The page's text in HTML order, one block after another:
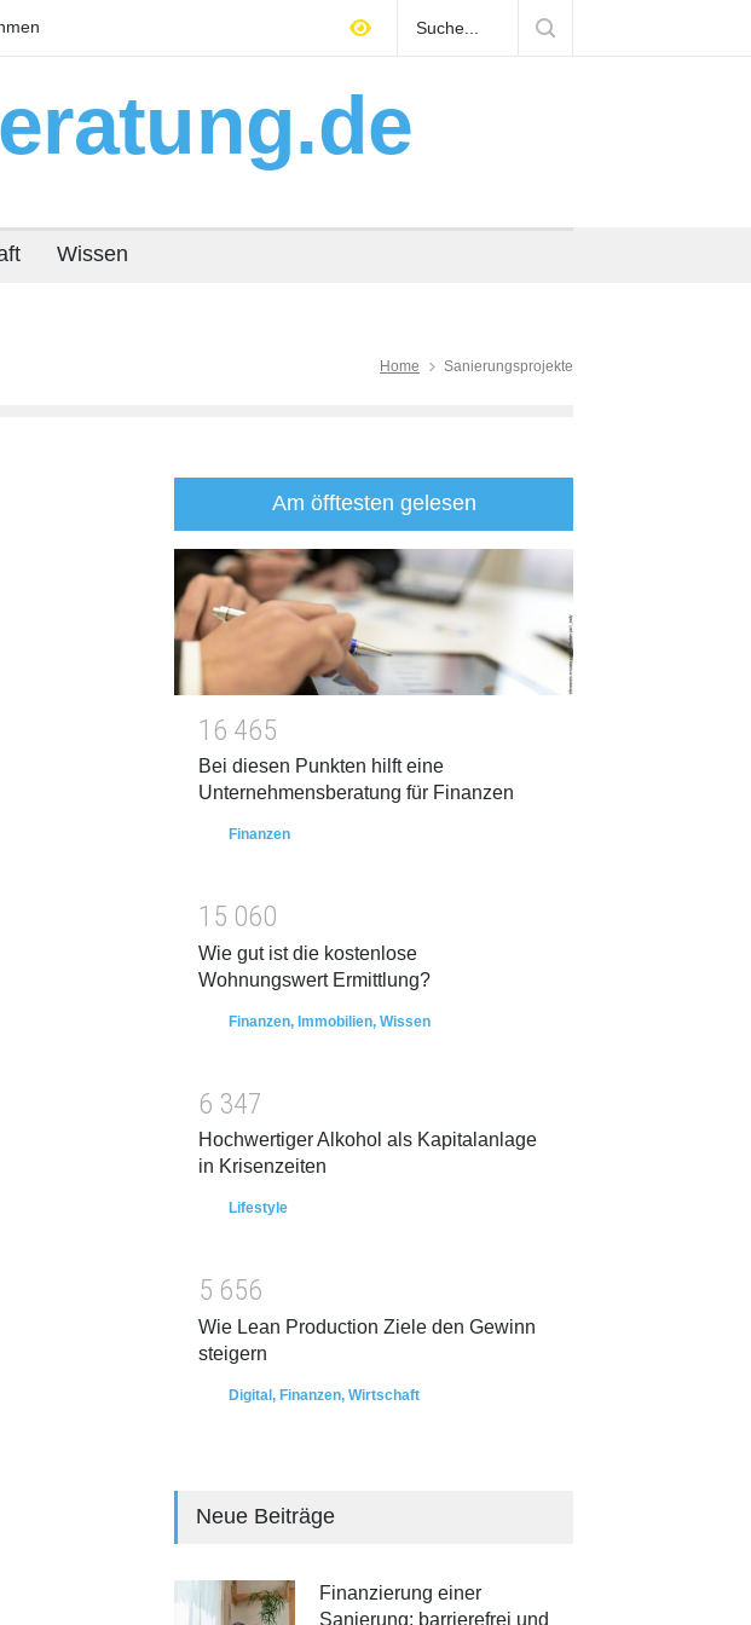
Warum technisches Gebäudemanagement über
Wissen
Home Sanierungsprojekte
Am öfftesten gelesen
1 6 465
Bei diesen Punkten hilft eine
Unternehmensberatung für Finanzen
Finanzen
1 5 060
Wie gut ist die kostenlose
Wohnungswert Ermittlung?
Finanzen, Immobilien, Wissen
6 347
Hochwertiger Alkohol als Kapitalanlage
in Krisenzeiten
Lifestyle
5 656
Wie Lean Production Ziele den Gewinn
steigern
Digital , Finanzen, Wirtschaft
Neue Beiträge
Finanzierung einer
Sanierung: barrierefrei und